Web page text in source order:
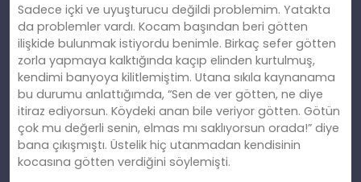
Sadece içki ve uyuşturucu değildi problemim. Yatakta
da problemler vardı. Kocam başından beri götten
ilişkide bulunmak istiyordu benimle. Birkaç sefer götten
zorla yapmaya kalktığında kaçıp elinden kurtulmuş,
kendimi banyoya kilitlemiştim. Utana sıkıla kaynanama
bu durumu anlattığımda, “Sen de ver götten, ne diye
itiraz ediyorsun. Köydeki anan bile veriyor götten. Götün
çok mu değerli senin, elmas mı saklıyorsun orada!” diye
bana çıkışmıştı. Üstelik hiç utanmadan kendisinin
kocasına götten verdiğini söylemişti.